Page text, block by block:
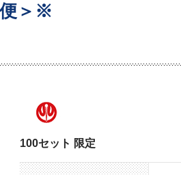
＞※
100セット 限定